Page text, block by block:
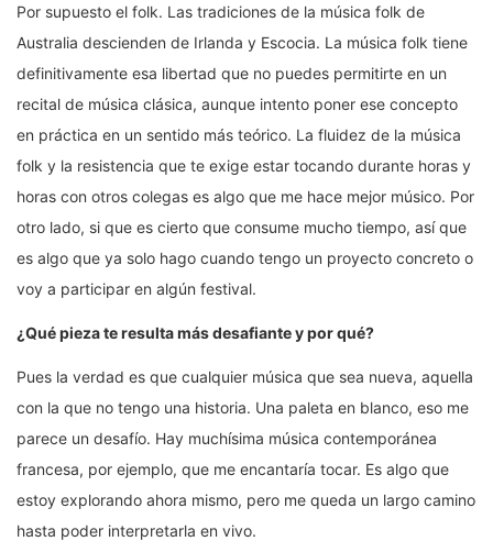
Por supuesto el folk. Las tradiciones de la música folk de
Australia descienden de Irlanda y Escocia. La música folk tiene
definitivamente esa libertad que no puedes permitirte en un
recital de música clásica, aunque intento poner ese concepto
en práctica en un sentido más teórico. La fluidez de la música
folk y la resistencia que te exige estar tocando durante horas y
horas con otros colegas es algo que me hace mejor músico. Por
otro lado, si que es cierto que consume mucho tiempo, así que
es algo que ya solo hago cuando tengo un proyecto concreto o
voy a participar en algún festival.
¿Qué pieza te resulta más desafiante y por qué?
Pues la verdad es que cualquier música que sea nueva, aquella
con la que no tengo una historia. Una paleta en blanco, eso me
parece un desafío. Hay muchísima música contemporánea
francesa, por ejemplo, que me encantaría tocar. Es algo que
estoy explorando ahora mismo, pero me queda un largo camino
hasta poder interpretarla en vivo.